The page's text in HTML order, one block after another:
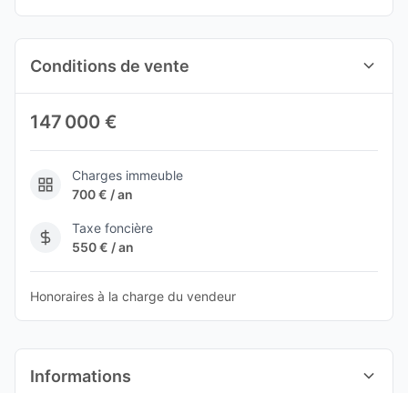
Conditions de vente
147 000 €
Charges immeuble
700 € / an
Taxe foncière
550 € / an
Honoraires à la charge du vendeur
Informations